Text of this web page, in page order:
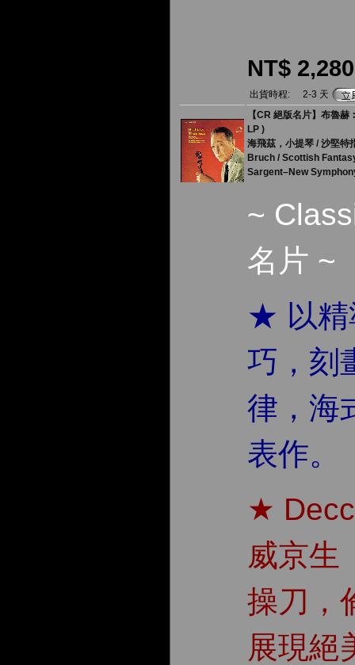
NT$ 2,280
出貨時程:
2-3 天
【CR 絕版名片】布魯
LP )
海飛茲，小提琴 / 沙堅特
Bruch / Scottish
Sargent–New
~
名片 ~
★ 以精
巧，刻
律，海
表作。
★
威京生
操刀，
展現絕